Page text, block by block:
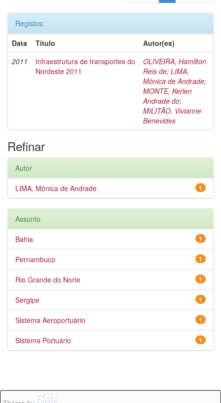
Registos:
Data
Título
Autor(es)
2011
Infraestrutura de transportes do
Nordeste 2011
OLIVEIRA, Hamilton
Reis de; LIMA,
Mônica de Andrade;
MONTE, Kerlen
Andrade do;
MILITÃO, Vivianne
Benevides
Refinar
Autor
1
LIMA, Mônica de Andrade
Assunto
1
Bahia
1
Pernambuco
1
Rio Grande do Norte
1
Sergipe
1
Sistema Aeroportuário
1
Sistema Portuário